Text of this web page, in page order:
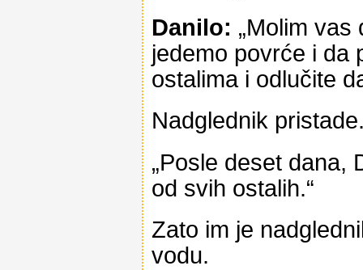
Danilo: „Molim
jedemo povrće i da
ostalima i odlučite
Nadglednik
„Posle deset dana,
od svih ostalih.“
Zato im je
vodu.